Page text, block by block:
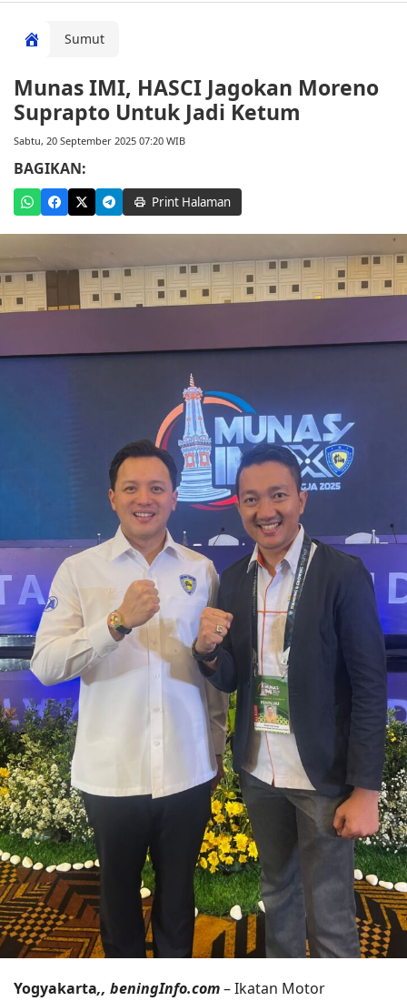
Sumut
Munas IMI, HASCI Jagokan Moreno
Suprapto Untuk Jadi Ketum
Sabtu, 20 September 2025 07:20 WIB
BAGIKAN:
Print Halaman
Yogyakarta,, beningInfo.com– Ikatan Motor